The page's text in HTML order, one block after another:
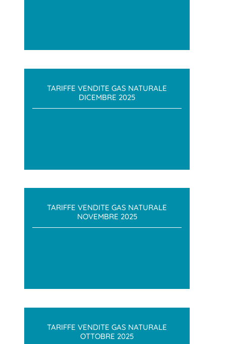
TARIFFE VENDITE GAS NATURALE
DICEMBRE 2025
TARIFFE VENDITE GAS NATURALE
NOVEMBRE 2025
TARIFFE VENDITE GAS NATURALE
OTTOBRE 2025